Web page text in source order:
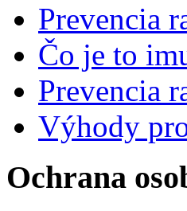
Prevencia
Čo je to
Prevencia
Výhody
Ochrana